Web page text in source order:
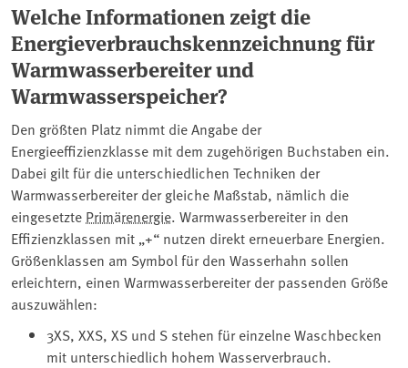
Welche Informationen zeigt die
Energieverbrauchskennzeichnung für
Warmwasserbereiter und
Warmwasserspeicher?
Den größten Platz nimmt die Angabe der
Energieeffizienzklasse mit dem zugehörigen Buchstaben ein.
Dabei gilt für die unterschiedlichen Techniken der
Warmwasserbereiter der gleiche Maßstab, nämlich die
eingesetzte Primärenergie. Warmwasserbereiter in den
Effizienzklassen mit „+“ nutzen direkt erneuerbare Energien.
Größenklassen am Symbol für den Wasserhahn sollen
erleichtern, einen Warmwasserbereiter der passenden Größe
auszuwählen:
3XS, XXS, XS und S stehen für einzelne Waschbecken
mit unterschiedlich hohem Wasserverbrauch.